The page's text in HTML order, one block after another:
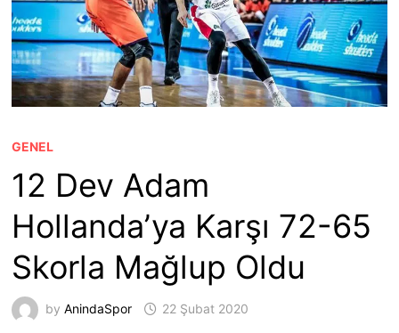
GENEL
12 Dev Adam
Hollanda’ya Karşı 72-65
Skorla Mağlup Oldu
by AnindaSpor 22 Şubat 2020